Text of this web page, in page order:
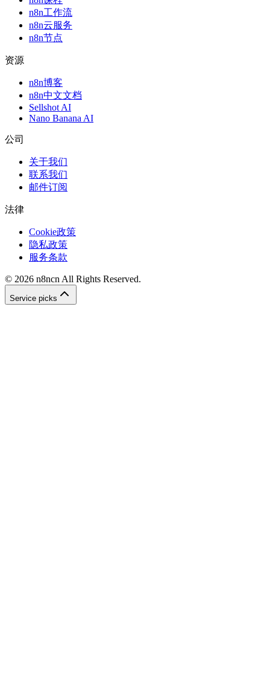
n8n工作流
n8n云服务
n8n节点
资源
n8n博客
n8n中文文档
Sellshot AI
Nano Banana AI
公司
关于我们
联系我们
邮件订阅
法律
Cookie政策
隐私政策
服务条款
© 2026 n8ncn All Rights Reserved.
Service picks